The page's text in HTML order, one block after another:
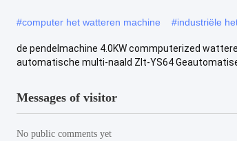
#computer het watteren machine #industriële
de pendelmachine 4.0KW commputerized
automatische multi-naald Zlt-YS64
Messages of visitor
No public comments yet